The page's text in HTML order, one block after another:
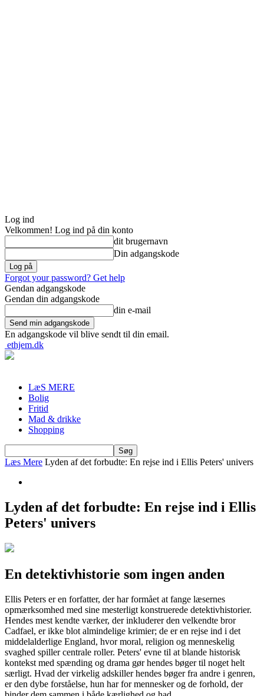
Log ind
Velkommen! Log ind på din konto
dit brugernavn
Din adgangskode
Forgot your password? Get help
Gendan adgangskode
Gendan din adgangskode
din e-mail
En adgangskode vil blive sendt til din email.
ethjem.dk
LæS MERE
Bolig
Fritid
Mad & drikke
Shopping
Læs Mere Lyden af det forbudte: En rejse ind i Ellis Peters' univers
Lyden af det forbudte: En rejse ind i Ellis
Peters' univers
En detektivhistorie som ingen anden
Ellis Peters er en forfatter, der har formået at fange læsernes
opmærksomhed med sine mesterligt konstruerede detektivhistorier.
Hendes mest kendte værker, der inkluderer den velkendte bror
Cadfael, er ikke blot almindelige krimier; de er en rejse ind i det
middelalderlige England, hvor moral, religion og menneskelig
svaghed spiller centrale roller. Peters' evne til at blande historisk
kontekst med spænding og drama gør hendes bøger til noget helt
særligt. Hvad der virkelig adskiller hendes bøger fra andre i genren,
er den dybe forståelse, hun har for mennesker og de forhold, der